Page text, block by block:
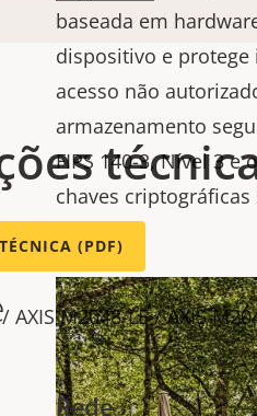
baseada em
dispositivo e
acesso não
armazenamento
FIPS 140-3, Nível 3 e
chaves criptográficas
(PDF)
M2048-LE / AXIS
Rede